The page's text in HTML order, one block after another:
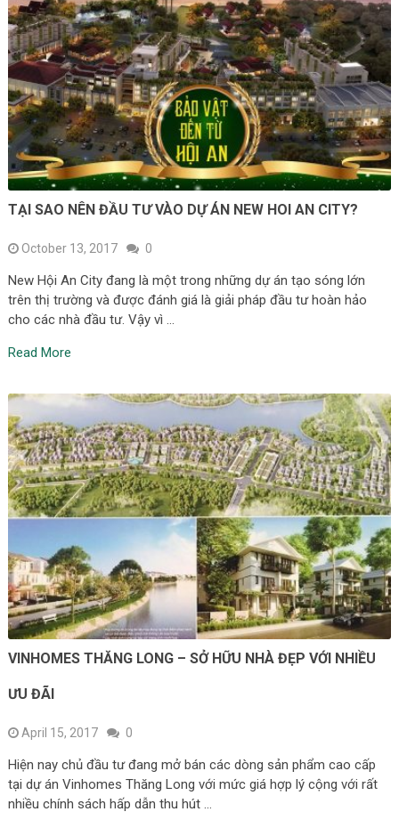
TẠI SAO NÊN ĐẦU TƯ VÀO DỰ ÁN NEW HOI AN CITY?
October 13, 2017 0
New Hội An City đang là một trong những dự án tạo sóng lớn
trên thị trường và được đánh giá là giải pháp đầu tư hoàn hảo
cho các nhà đầu tư. Vậy vì …
Read More
VINHOMES THĂNG LONG – SỞ HỮU NHÀ ĐẸP VỚI NHIỀU
ƯU ĐÃI
April 15, 2017 0
Hiện nay chủ đầu tư đang mở bán các dòng sản phẩm cao cấp
tại dự án Vinhomes Thăng Long với mức giá hợp lý cộng với rất
nhiều chính sách hấp dẫn thu hút …